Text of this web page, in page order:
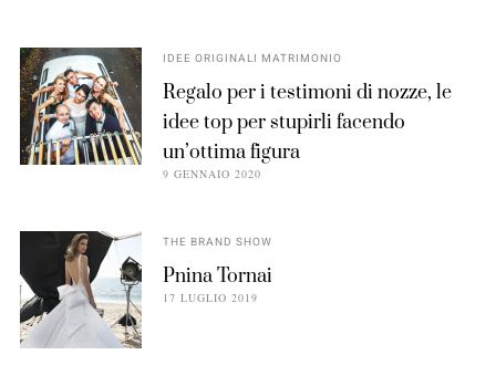
IDEE ORIGINALI MATRIMONIO
Regalo per i testimoni di nozze, le
idee top per stupirli facendo
un’ottima figura
9 GENNAIO 2020
THE BRAND SHOW
Pnina Tornai
17 LUGLIO 2019